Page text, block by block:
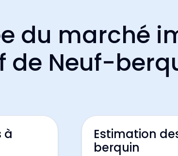
du marché
de Neuf-
à
Estimation
berquin